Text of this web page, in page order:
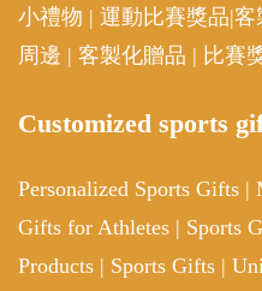
小禮物 | 運動比賽獎品|客
周邊 | 客製化贈品 | 比賽
Customized sports
Personalized Sports Gifts |
Gifts for Athletes | Sports
Products | Sports Gifts |